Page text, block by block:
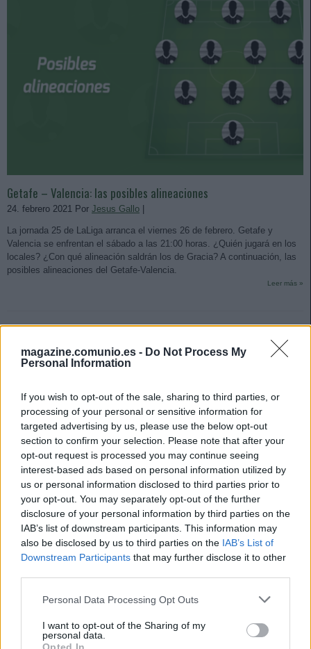
magazine.comunio.es - Do Not Process My
Personal Information
If you wish to opt-out of the sale, sharing to third parties, or
processing of your personal or sensitive information for
targeted advertising by us, please use the below opt-out
section to confirm your selection. Please note that after your
opt-out request is processed you may continue seeing
interest-based ads based on personal information utilized by
us or personal information disclosed to third parties prior to
your opt-out. You may separately opt-out of the further
disclosure of your personal information by third parties on the
IAB’s list of downstream participants. This information may
also be disclosed by us to third parties on the IAB’s List of
Downstream Participants that may further disclose it to other
Please note that this website/app uses one or more Google
not limited to your visit or usage behaviour. You may click to
grant or deny consent to Google and its third-party tags to
Personal Data Processing Opt Outs
I want to opt-out of the Sharing of my
personal data.
Getafe – Valencia: las posibles alineaciones
24. febrero 2021 Por Jesus Gallo
La jornada 25 de LaLiga arranca el viernes 26 de febrero. Getafe y
Valencia se enfrentan el sábado a las 21:00 horas. ¿Quién jugará en los
locales? ¿Con qué alineación saldrán los de Gracia? A continuación, las
posibles alineaciones del Getafe-Valencia.
Leer más »
Alavés – Osasuna: las posibles alineaciones
24. febrero 2021 PorJesus Gallo|
Osasuna se enfrentan el sábado a las 18:30 horas. ¿Quién jugará en los
posibles alineaciones del Alavés-Osasuna.